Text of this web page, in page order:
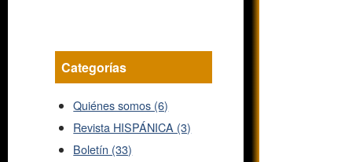
Categorías
Quiénes somos (6)
Revista HISPÁNICA (3)
Boletín (33)